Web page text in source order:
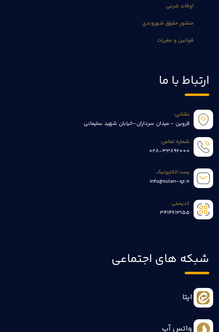
اوقات شرعی
منشور حقوق شهروندی
قوانین و مقررات
ارتباط با ما
نشانی:
قزوین - میدان سرداران-خیابان شهید سلیمانی
شماره تماس:
028-33892000
پست الکترونیک:
info@ostan-qz.ir
کدپستی:
3414613155
شبکه های اجتماعی
ایتا
واتس آپ